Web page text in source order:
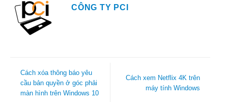
CÔNG TY PCI
Cách xóa thông báo yêu
cầu bản quyền ở góc phải
màn hình trên Windows 10
Cách xem Netflix 4K trên
máy tính Windows